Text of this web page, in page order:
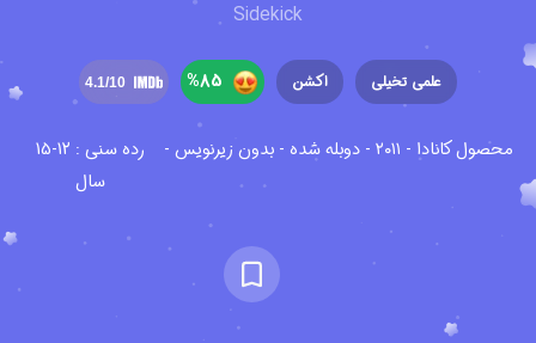
Sidekick
علمی تخیلی اکشن 85
%
4.1/10
محصول کانادا - ۲۰۱۱ - دوبله شده - بدون زیرنویس -
رده سنی : 12-15
سال